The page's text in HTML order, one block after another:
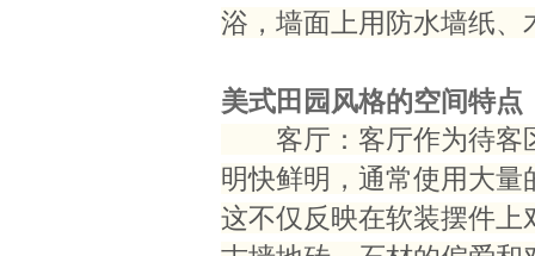
浴，墙面上用防水墙纸
美式田园风格的空间特点
客厅：客厅作为待客
明快鲜明，通常使用大
这不仅反映在软装摆件